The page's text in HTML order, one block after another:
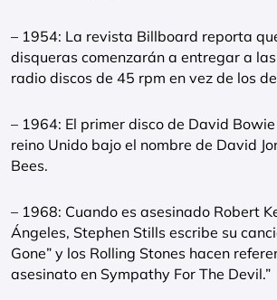
– 1954: La revista Billboard reporta
disqueras comenzarán a entregar a
radio discos de 45 rpm en vez de los
– 1964: El primer disco de David
reino Unido bajo el nombre de David
Bees.
– 1968: Cuando es asesinado Robert
Ángeles, Stephen Stills escribe su
Gone” y los Rolling Stones hacen
asesinato en Sympathy For The Devil.”